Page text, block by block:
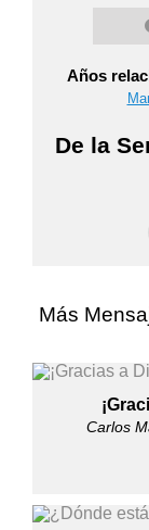
Años
De la
Más
Carlos